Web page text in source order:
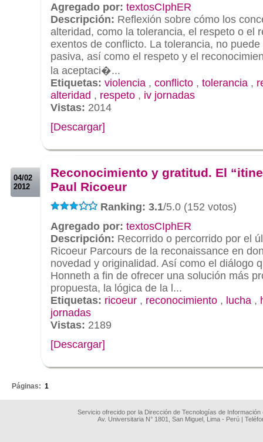
Agregado por: textosCIphER
Descripción: Reflexión sobre cómo los
alteridad, como la tolerancia, el respeto o el
exentos de conflicto. La tolerancia, no
pasiva, así como el respeto y el
la aceptaci�...
Etiquetas: violencia , conflicto , tolerancia ,
alteridad , respeto , iv jornadas
Vistas: 2014
[Descargar]
04/02
2012
Reconocimiento y gratitud. El
Paul Ricoeur
Ranking: 3.1/5.0 (152 votos)
Agregado por: textosCIphER
Descripción: Recorrido o percorrido por el
Ricoeur Parcours de la reconaissance en
novedad y originalidad. Así como el diálogo
Honneth a fin de ofrecer una solución más
propuesta, la lógica de la l...
Etiquetas: ricoeur , reconocimiento , lucha ,
jornadas
Vistas: 2189
[Descargar]
Páginas: 1
Servicio ofrecido por la Dirección de Tecnologías de
Av. Universitaria N° 1801, San Miguel, Lima - Perú |